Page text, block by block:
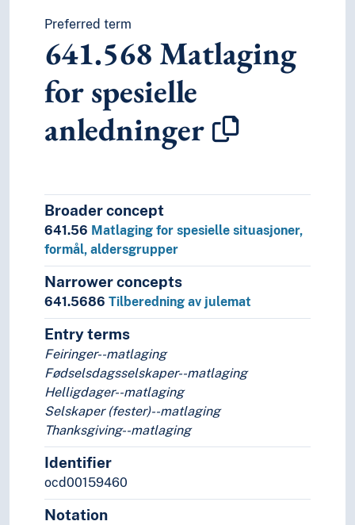
Preferred term
641.568 Matlaging
for spesielle
anledninger
Broader concept
641.56 Matlaging for spesielle situasjoner,
formål, aldersgrupper
Narrower concepts
641.5686 Tilberedning av julemat
Entry terms
Feiringer--matlaging
Fødselsdagsselskaper--matlaging
Helligdager--matlaging
Selskaper (fester)--matlaging
Thanksgiving--matlaging
Identifier
ocd00159460
Notation